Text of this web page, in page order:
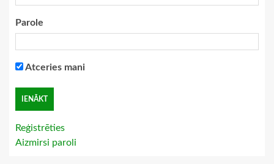
Parole
Atceries mani
Reģistrēties
Aizmirsi paroli